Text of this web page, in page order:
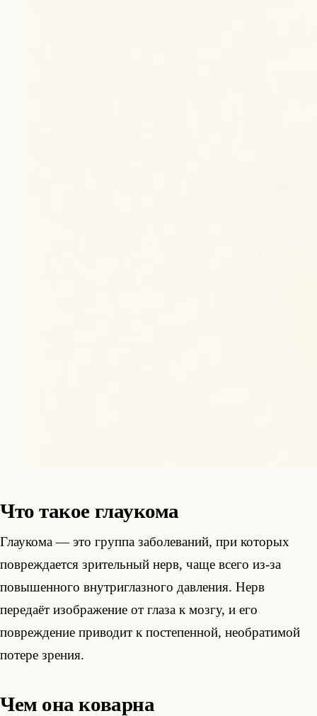
Что такое глаукома
Глаукома — это группа заболеваний, при которых
повреждается зрительный нерв, чаще всего из-за
повышенного внутриглазного давления. Нерв
передаёт изображение от глаза к мозгу, и его
повреждение приводит к постепенной, необратимой
потере зрения.
Чем она коварна